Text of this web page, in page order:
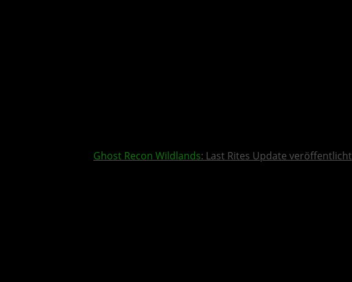
Ghost Recon Wildlands: Last Rites Update veröffentlicht